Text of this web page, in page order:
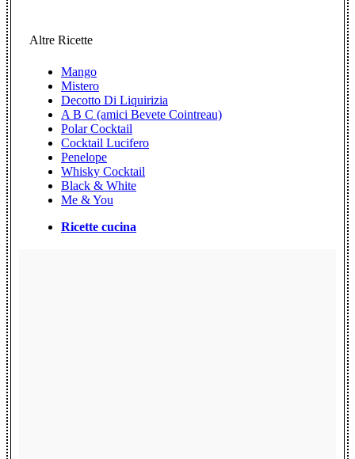
Altre Ricette
Mango
Mistero
Decotto Di Liquirizia
A B C (amici Bevete Cointreau)
Polar Cocktail
Cocktail Lucifero
Penelope
Whisky Cocktail
Black & White
Me & You
Ricette cucina